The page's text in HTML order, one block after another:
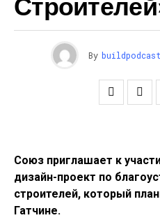
By buildpodcast
Союз приглашает к
дизайн-проект по
строителей, который
Гатчине.